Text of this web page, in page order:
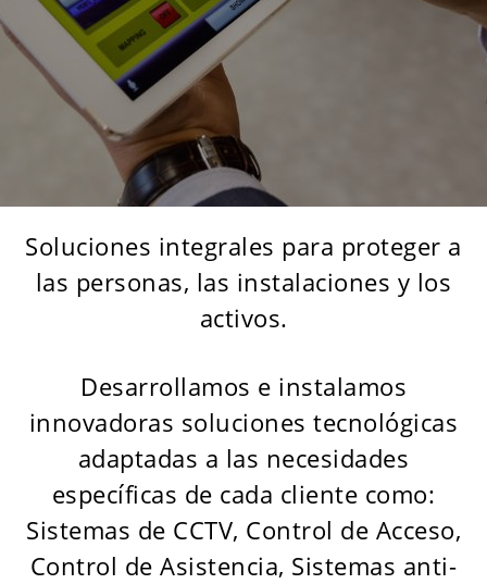
Soluciones integrales para proteger a
las personas, las instalaciones y los
activos.
Desarrollamos e instalamos
innovadoras soluciones tecnológicas
adaptadas a las necesidades
específicas de cada cliente como:
Sistemas de CCTV, Control de Acceso,
Control de Asistencia, Sistemas anti-